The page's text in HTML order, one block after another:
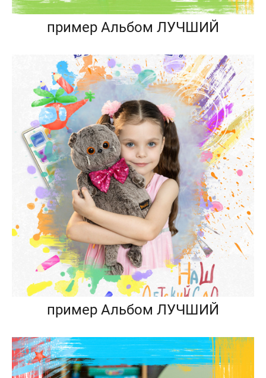
пример Альбом ЛУЧШИЙ
пример Альбом ЛУЧШИЙ